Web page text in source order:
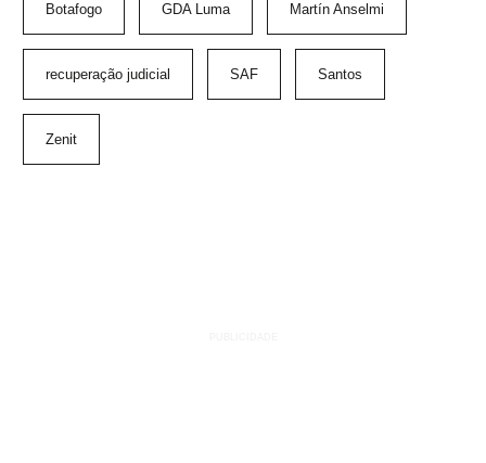
Botafogo GDA Luma Martín Anselmi
recuperação judicial SAF Santos
Zenit